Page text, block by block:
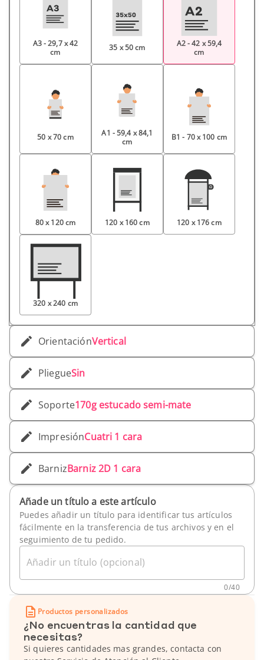
A3 - 29,7 x 42
cm
35 x 50 cm
A2 - 42 x 59,4
cm
50 x 70 cm
A1 - 59,4 x 84,1
cm
B1 - 70 x 100 cm
80 x 120 cm 120 x 160 cm 120 x 176 cm
320 x 240 cm
OrientaciónVertical
PliegueSin
Soporte170g estucado semi-mate
ImpresiónCuatri 1 cara
BarnizBarniz 2D 1 cara
Añade un título a este artículo
Puedes añadir un título para identificar tus artículos
fácilmente en la transferencia de tus archivos y en el
seguimiento de tu pedido.
Añadir un título (opcional)
0/40
Productos personalizados
¿No encuentras la cantidad que
necesitas?
Si quieres cantidades mas grandes, contacta con